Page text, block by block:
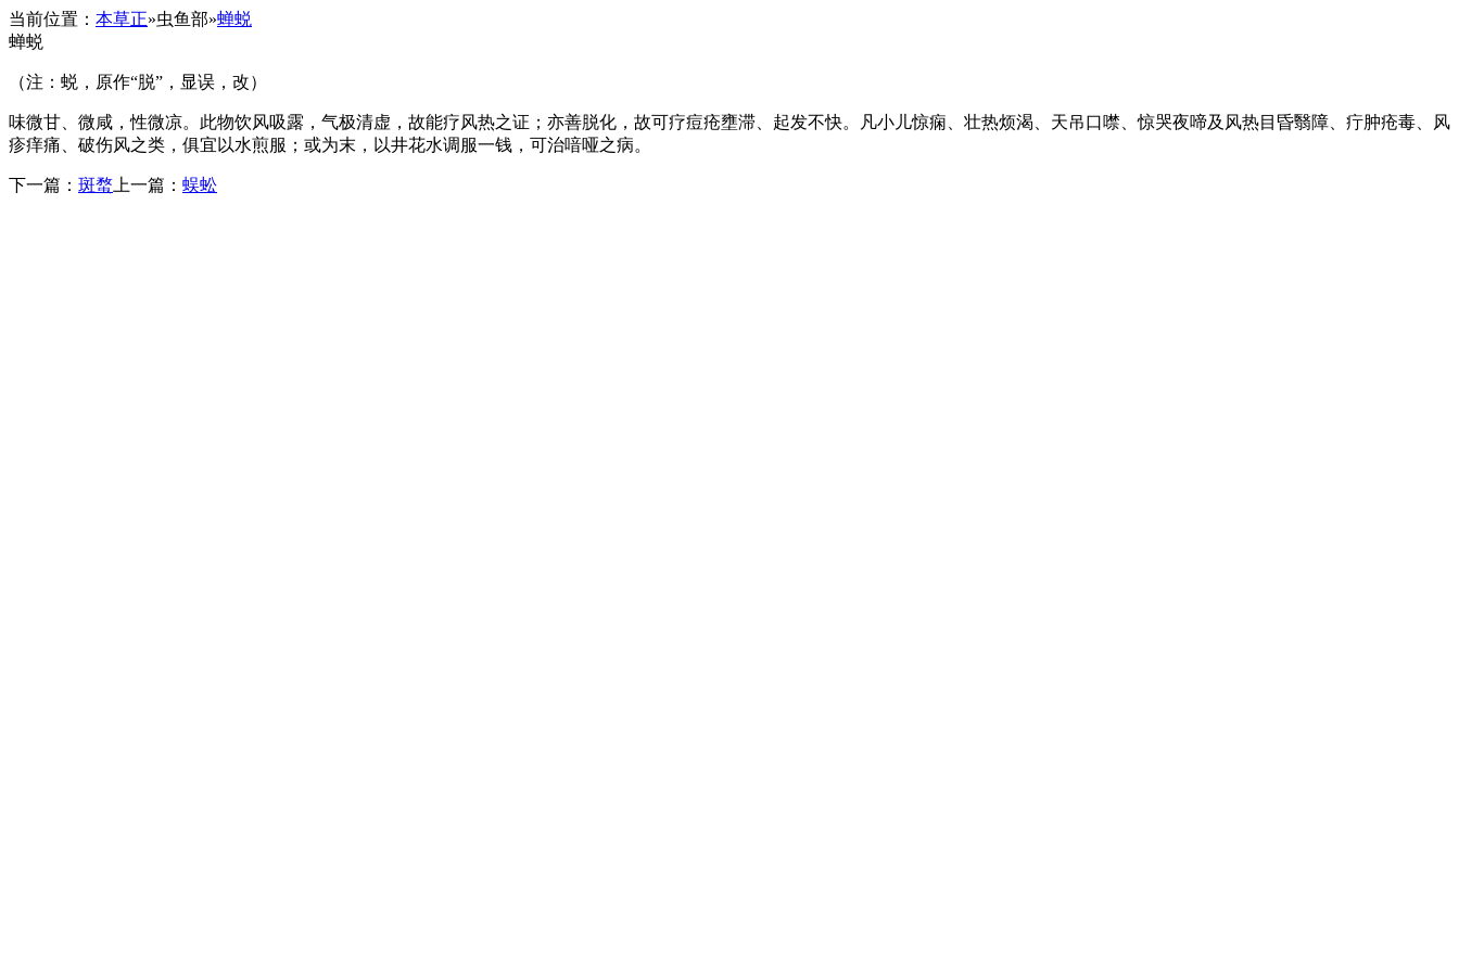
当前位置： 本草正»虫鱼部»蝉蜕
蝉蜕
（注：蜕，原作“脱”，显误，改）
味微甘、微咸，性微凉。此物饮风吸露，气极清虚，故能疗风热之证；亦善脱化，故可疗痘疮壅滞、起发不快。凡小儿惊痫、壮热烦渴、天吊口噤、惊哭夜啼及风热目昏翳障、疔肿疮毒、风
疹痒痛、破伤风之类，俱宜以水煎服；或为末，以井花水调服一钱，可治喑哑之病。
下一篇： 斑蝥 上一篇： 蜈蚣